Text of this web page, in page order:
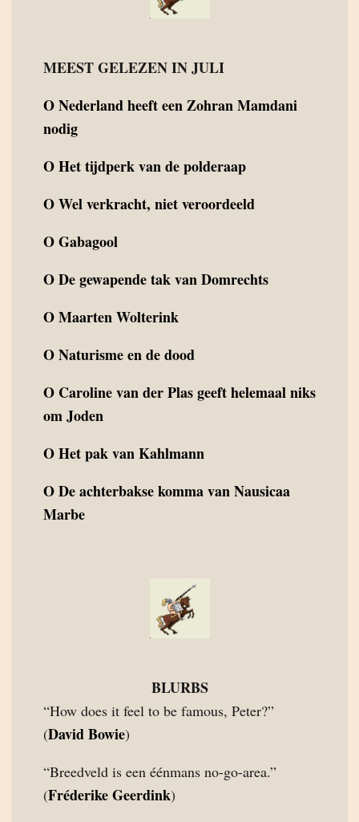
MEEST GELEZEN IN JULI
ONederland heeft een Zohran Mamdani
nodig
OHet tijdperk van de polderaap
OWel verkracht, niet veroordeeld
OGabagool
ODe gewapende tak van Domrechts
OMaarten Wolterink
ONaturisme en de dood
O Caroline van der Plas geeft helemaal niks
om Joden
OHet pak van Kahlmann
ODe achterbakse komma van Nausicaa
Marbe
BLURBS
“How does it feel to be famous, Peter?”
(David Bowie)
“Breedveld is een éénmans no-go-area.”
(Fréderike Geerdink)